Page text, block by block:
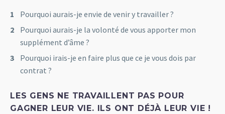
Pourquoi aurais-je envie de venir y travailler ?
Pourquoi aurais-je la volonté de vous apporter mon
supplément d’âme ?
Pourquoi irais-je en faire plus que ce je vous dois par
contrat ?
LES GENS NE TRAVAILLENT PAS POUR
GAGNER LEUR VIE. ILS ONT DÉJÀ LEUR VIE !